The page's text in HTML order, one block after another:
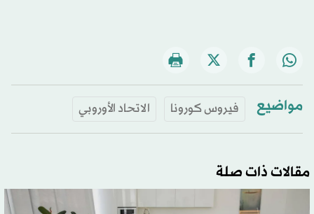
مواضيع فيروس كورونا الاتحاد الأوروبي
مقالات ذات صلة